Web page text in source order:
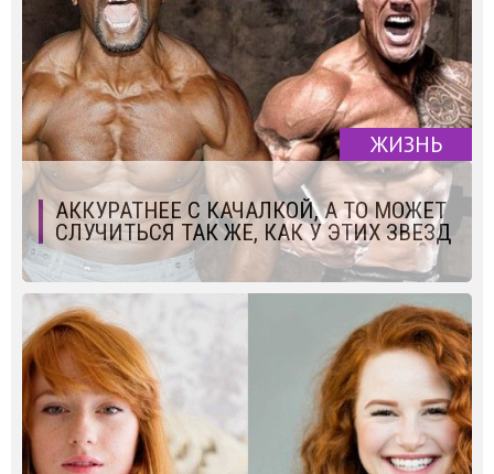
ЖИЗНЬ
АККУРАТНЕЕ С КАЧАЛКОЙ, А ТО МОЖЕТ
СЛУЧИТЬСЯ ТАК ЖЕ, КАК У ЭТИХ ЗВЕЗД